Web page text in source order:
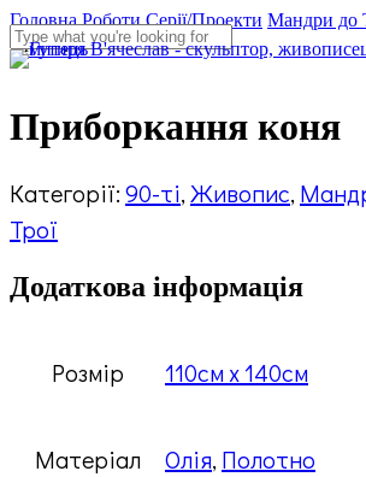
Skip
to
main
Close
Головна Роботи Серії/Проекти Мандри до
Приборкання коня
Приборкання коня
Категорії:90-ті,Живопис,
Трої
Додаткова інформація
Розмір 110см х 140см
Матеріал Олія,Полотно